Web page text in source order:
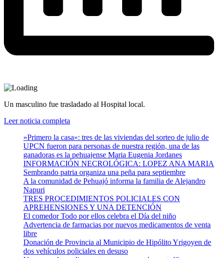
Un masculino fue trasladado al Hospital local.
Leer noticia completa
»Primero la casa»: tres de las viviendas del sorteo de julio de
UPCN fueron para personas de nuestra región, una de las
ganadoras es la pehuajense Maria Eugenia Jordanes
INFORMACIÓN NECROLÓGICA: LOPEZ ANA MARIA
Sembrando patria organiza una peña para septiembre
A la comunidad de Pehuajó informa la familia de Alejandro
Napuri
TRES PROCEDIMIENTOS POLICIALES CON
APREHENSIONES Y UNA DETENCIÓN
El comedor Todo por ellos celebra el Día del niño
Advertencia de farmacias por nuevos medicamentos de venta
libre
Donación de Provincia al Municipio de Hipólito Yrigoyen de
dos vehículos policiales en desuso